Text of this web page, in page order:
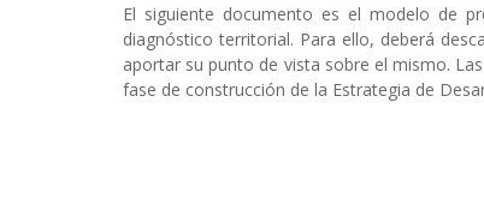
El siguiente documento es el modelo de
diagnóstico territorial. Para ello, deberá
aportar su punto de vista sobre el mismo.
fase de construcción de la Estrategia de